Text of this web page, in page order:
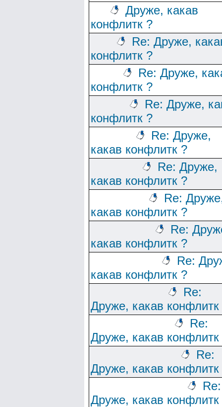
Друже, какав
конфлитк ?
Re: Друже,
конфлитк ?
Re: Друже,
конфлитк ?
Re: Друже,
конфлитк ?
Re: Друже,
какав конфлитк ?
Re: Друже,
какав конфлитк ?
Re:
какав конфлитк ?
Re:
какав конфлитк ?
Re:
какав конфлитк ?
Re:
Друже, какав конфлитк
Re:
Друже, какав конфлитк
Re:
Друже, какав конфлитк
Re:
Друже, какав конфлитк